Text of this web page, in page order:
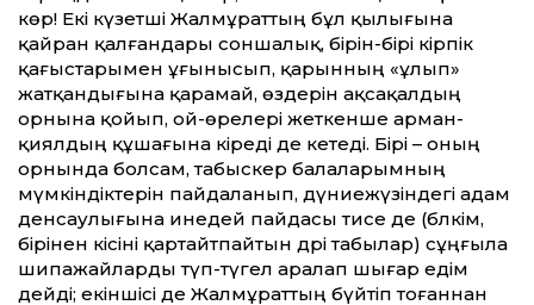
көр! Екі күзетші Жалмұраттың бұл қылығына
қайран қалғандары соншалық, бірін-бірі кірпік
қағыстарымен ұғынысып, қарынның «ұлып»
жатқандығына қарамай, өздерін ақсақалдың
орнына қойып, ой-өрелері жеткенше арман-
қиялдың құшағына кіреді де кетеді. Бірі – оның
орнында болсам, табыскер балаларымның
мүмкіндіктерін пайдаланып, дүниежүзіндегі адам
денсаулығына инедей пайдасы тисе де (бәлкім,
бірінен кісіні қартайт­пайтын дәрі табылар) сұңғыла
шипажайларды түп-түгел аралап шығар едім
дейді; екіншісі де Жалмұраттың бүйтіп тоғаннан